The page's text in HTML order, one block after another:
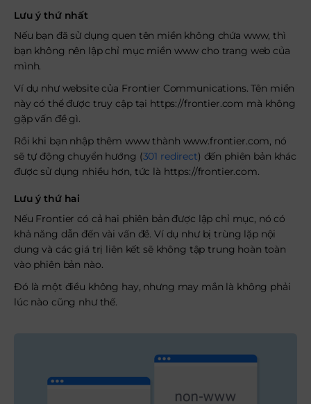
Lưu ý thứ nhất
Nếu bạn đã sử dụng quen tên miền không chứa www, thì
bạn không nên lập chỉ mục miền www cho trang web của
mình.
Ví dụ như website của Frontier Communications. Tên miền
này có thể được truy cập tại https://frontier.com mà không
gặp vấn đề gì.
Rồi khi bạn nhập thêm www thành www.frontier.com, nó
sẽ tự động chuyển hướng (301 redirect) đến phiên bản khác
được sử dụng nhiều hơn, tức là https://frontier.com.
Lưu ý thứ hai
Nếu Frontier có cả hai phiên bản được lập chỉ mục, nó có
khả năng dẫn đến vài vấn đề. Ví dụ như bị trùng lặp nội
dung và các giá trị liên kết sẽ không tập trung hoàn toàn
vào phiên bản nào.
Đó là một điều không hay, nhưng may mắn là không phải
lúc nào cũng như thế.